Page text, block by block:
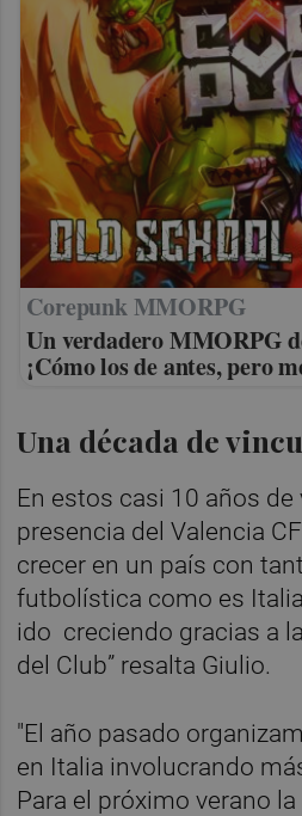
Corepunk MMORPG
Un verdadero MMORPG
¡Cómo los de antes, pero
Una década de
En estos casi 10 años
presencia del Valencia
crecer en un país con
futbolística como es
ido creciendo gracias a
del Club” resalta Giulio.
"El año pasado
en Italia involucrando
Para el próximo verano